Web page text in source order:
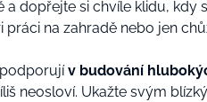
dopřejte si chvíle klidu, kdy
práci na zahradě nebo jen
v budování
neosloví. Ukažte svým